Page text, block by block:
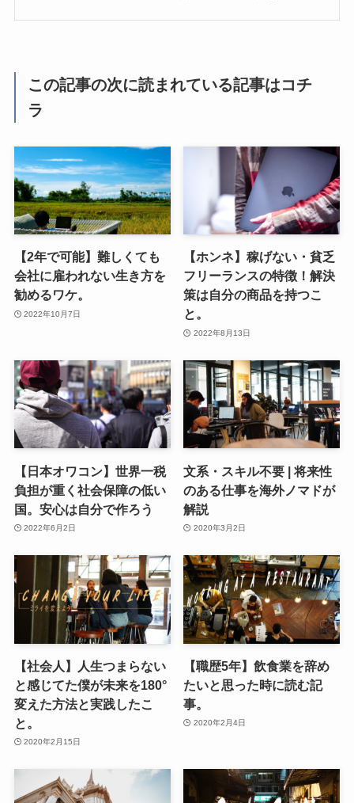
この記事の次に読まれている記事はコチ
ラ
【2年で可能】難しくても
会社に雇われない生き方を
勧めるワケ。
2022年10月7日
【ホンネ】稼げない・貧乏
フリーランスの特徴！解決
策は自分の商品を持つこ
と。
2022年8月13日
【日本オワコン】世界一税
負担が重く社会保障の低い
国。安心は自分で作ろう
2022年6月2日
文系・スキル不要 | 将来性
のある仕事を海外ノマドが
解説
2020年3月2日
【社会人】人生つまらない
と感じてた僕が未来を180°
変えた方法と実践したこ
と。
2020年2月15日
【職歴5年】飲食業を辞め
たいと思った時に読む記
事。
2020年2月4日